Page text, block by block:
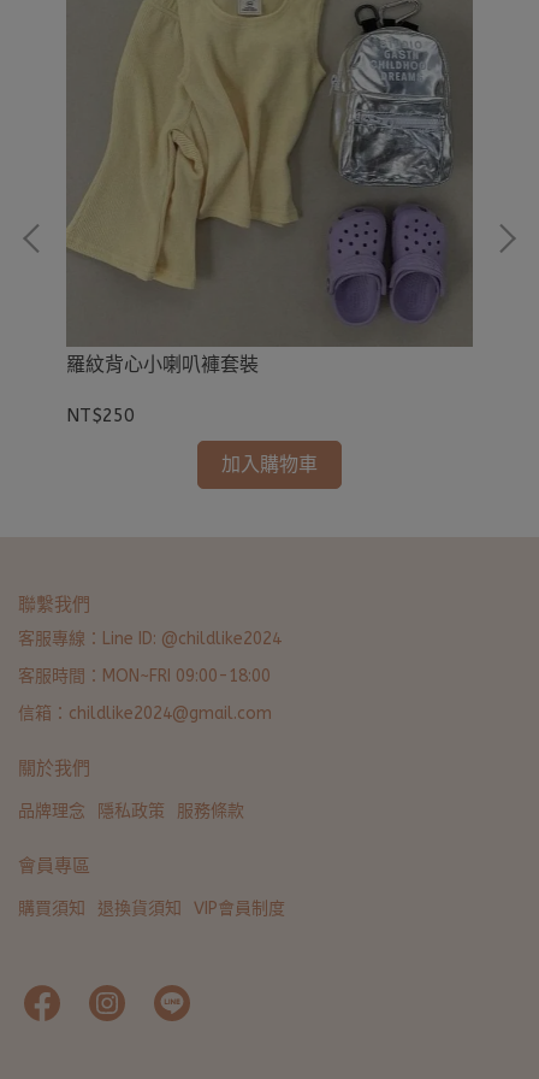
羅紋背心小喇叭褲套裝
NT$250
加入購物車
聯繫我們
客服專線：Line ID: @childlike2024
客服時間：MON~FRI 09:00-18:00
信箱：childlike2024@gmail.com
關於我們
品牌理念 隱私政策 服務條款
會員專區
購買須知 退換貨須知 VIP會員制度